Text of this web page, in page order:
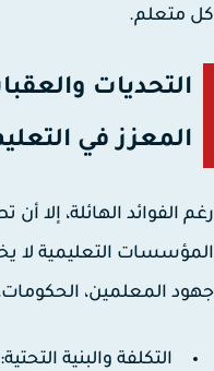
متعلم.
التحديات
المعزز في التعليم
الفوائد الهائلة، إلا أن
التعليمية لا
المعلمين، الحكومات،
التكلفة والبنية التحتية: